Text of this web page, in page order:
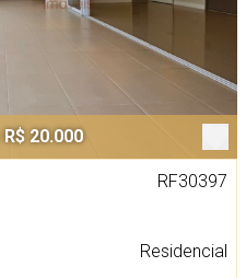
R$ 20.000
RF30397
Residencial